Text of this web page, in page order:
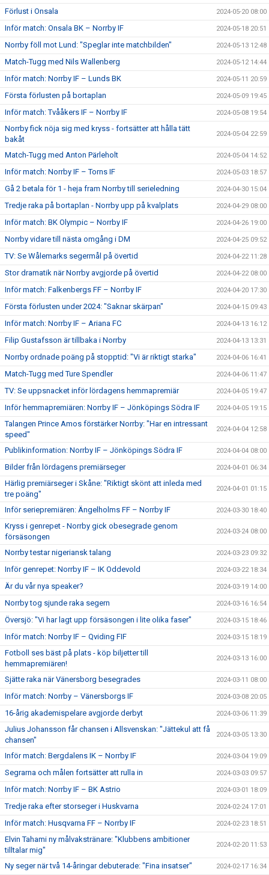
Förlust i Onsala 2024-05-20 08:00
Inför match: Onsala BK – Norrby IF 2024-05-18 20:51
Norrby föll mot Lund: "Speglar inte matchbilden" 2024-05-13 12:48
Match-Tugg med Nils Wallenberg 2024-05-12 14:44
Inför match: Norrby IF – Lunds BK 2024-05-11 20:59
Första förlusten på bortaplan 2024-05-09 19:45
Inför match: Tvååkers IF – Norrby IF 2024-05-08 19:54
Norrby fick nöja sig med kryss - fortsätter att hålla tätt
bakåt
2024-05-04 22:59
Match-Tugg med Anton Pärleholt 2024-05-04 14:52
Inför match: Norrby IF – Torns IF 2024-05-03 18:57
Gå 2 betala för 1 - heja fram Norrby till serieledning 2024-04-30 15:04
Tredje raka på bortaplan - Norrby upp på kvalplats 2024-04-29 08:00
Inför match: BK Olympic – Norrby IF 2024-04-26 19:00
Norrby vidare till nästa omgång i DM 2024-04-25 09:52
TV: Se Wålemarks segermål på övertid 2024-04-22 11:28
Stor dramatik när Norrby avgjorde på övertid 2024-04-22 08:00
Inför match: Falkenbergs FF – Norrby IF 2024-04-20 17:30
Första förlusten under 2024: "Saknar skärpan" 2024-04-15 09:43
Inför match: Norrby IF – Ariana FC 2024-04-13 16:12
Filip Gustafsson är tillbaka i Norrby 2024-04-13 13:31
Norrby ordnade poäng på stopptid: "Vi är riktigt starka" 2024-04-06 16:41
Match-Tugg med Ture Spendler 2024-04-06 11:47
TV: Se uppsnacket inför lördagens hemmapremiär 2024-04-05 19:47
Inför hemmapremiären: Norrby IF – Jönköpings Södra IF 2024-04-05 19:15
Talangen Prince Amos förstärker Norrby: "Har en intressant
speed"
2024-04-04 12:58
Publikinformation: Norrby IF – Jönköpings Södra IF 2024-04-04 08:00
Bilder från lördagens premiärseger 2024-04-01 06:34
Härlig premiärseger i Skåne: "Riktigt skönt att inleda med
tre poäng"
2024-04-01 01:15
Inför seriepremiären: Ängelholms FF – Norrby IF 2024-03-30 18:40
Kryss i genrepet - Norrby gick obesegrade genom
försäsongen
2024-03-24 08:00
Norrby testar nigeriansk talang 2024-03-23 09:32
Inför genrepet: Norrby IF – IK Oddevold 2024-03-22 18:34
Är du vår nya speaker? 2024-03-19 14:00
Norrby tog sjunde raka segern 2024-03-16 16:54
Översjö: "Vi har lagt upp försäsongen i lite olika faser" 2024-03-15 18:46
Inför match: Norrby IF – Qviding FIF 2024-03-15 18:19
Fotboll ses bäst på plats - köp biljetter till
hemmapremiären!
2024-03-13 16:00
Sjätte raka när Vänersborg besegrades 2024-03-11 08:00
Inför match: Norrby – Vänersborgs IF 2024-03-08 20:05
16-årig akademispelare avgjorde derbyt 2024-03-06 11:39
Julius Johansson får chansen i Allsvenskan: "Jättekul att få
chansen"
2024-03-05 13:30
Inför match: Bergdalens IK – Norrby IF 2024-03-04 19:09
Segrarna och målen fortsätter att rulla in 2024-03-03 09:57
Inför match: Norrby IF – BK Astrio 2024-03-01 18:09
Tredje raka efter storseger i Huskvarna 2024-02-24 17:01
Inför match: Husqvarna FF – Norrby IF 2024-02-23 18:51
Elvin Tahami ny målvakstränare: "Klubbens ambitioner
tilltalar mig"
2024-02-20 11:53
Ny seger när två 14-åringar debuterade: "Fina insatser" 2024-02-17 16:34